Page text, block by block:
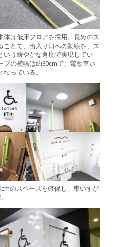
体は低床フロアを採用。長めのス
ことで、出入り口への動線を、ス
いう緩やかな角度で実現してい
プの横幅は約90cmで、電動車い
っている。
のスペースを確保し、車いすが